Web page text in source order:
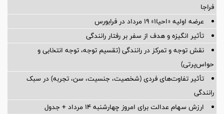
فراجا
عرضه اولیه «احیا۱» ۱۹ مرداد در فرابورس
تأثیر انگیزه و هدف از سفر بر رفتار رانندگی
نقش توجه و تمرکز در رانندگی (تقسیم توجه، توجه انتخابی و
حواس‌پرتی)
تأثیر تفاوت‌های فردی (شخصیت، جنسیت، سن، تجربه) در سبک
رانندگی
ارزش سهام عدالت برای امروز چهارشنبه ۱۴ مرداد + جدول